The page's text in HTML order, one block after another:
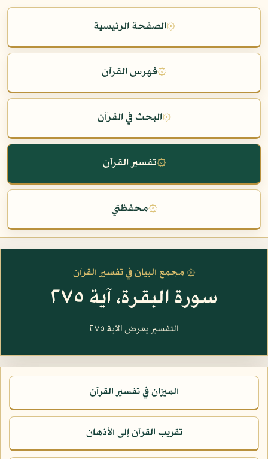
۞الصفحة الرئيسية
۞فهرس القرآن
۞البحث في القرآن
۞تفسير القرآن
۞محفظتي
۞ مجمع البيان في تفسير القرآن
سورة البقرة، آية ٢٧٥
التفسير يعرض الآية ٢٧٥
الميزان في تفسير القرآن
تقريب القرآن إلى الأذهان